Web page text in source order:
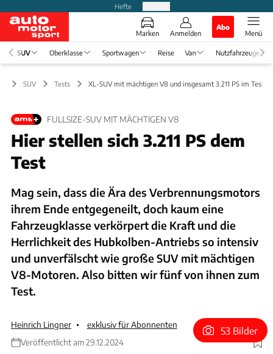
Hefte
Marken Anmelden
Abo
Menü
SUV Oberklasse Sportwagen Reise Van Nutzfahrzeuge
SUV Tests XL-SUV mit mächtigen V8 und insgesamt 3.211 PS im Test
FULLSIZE-SUV MIT MÄCHTIGEN V8
Hier stellen sich 3.211 PS dem
Test
Mag sein, dass die Ära des Verbrennungsmotors
ihrem Ende entgegeneilt, doch kaum eine
Fahrzeugklasse verkörpert die Kraft und die
Herrlichkeit des Hubkolben-Antriebs so intensiv
und unverfälscht wie große SUV mit mächtigen
V8-Motoren. Also bitten wir fünf von ihnen zum
Test.
Heinrich Lingner
exklusiv für Abonnenten
Veröffentlicht am 29.12.2024
Foto: Achim Hartmann, Jörg Künstle
53 Bilder